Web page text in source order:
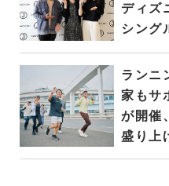
ディズ
シング
ランニ
家もサ
が開催
盛り上